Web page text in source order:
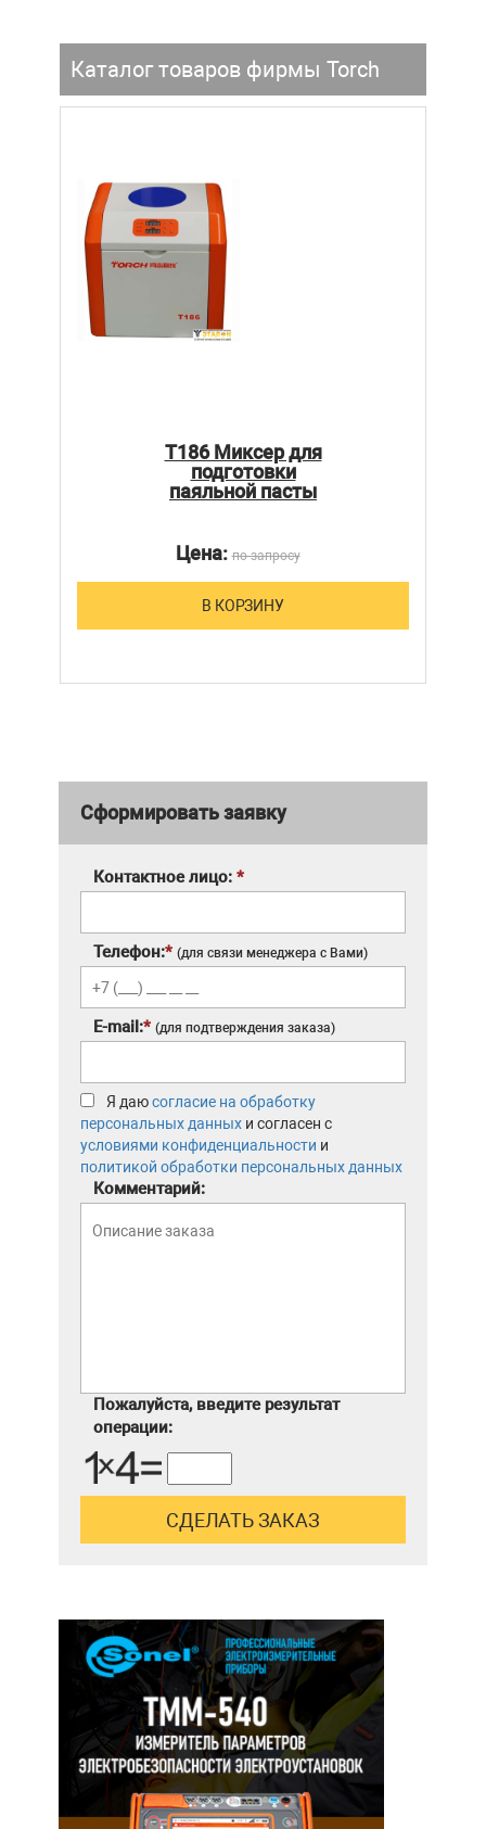
Каталог товаров фирмы Torch
T186 Миксер для
подготовки
паяльной пасты
Цена:по запросу
В КОРЗИНУ
Сформировать заявку
Контактное лицо: *
Телефон:* (для связи менеджера с Вами)
E-mail:* (для подтверждения заказа)
Я даюсогласие на обработку
персональных данных и согласен с
условиями конфиденциальности и
политикой обработки персональных данных
Комментарий:
Пожалуйста, введите результат
операции: